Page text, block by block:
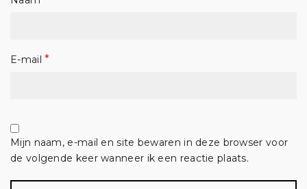
E-mail*
Mijn naam, e-mail en site bewaren in deze browser voor
de volgende keer wanneer ik een reactie plaats.